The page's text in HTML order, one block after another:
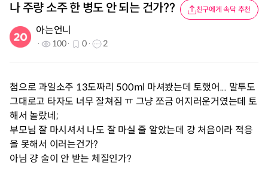
나 주량 소주 한 병도 안 되는 건가?? 친구에게 속닥 추천
아는언니
100 0 2
첨으로 과일소주 13도짜리 500ml 마셔봤는데 토했어... 말투도
그대로고 타자도 너무 잘쳐짐 ㅠ 그냥 쪼금 어지러운거였는데 토
해서 놀랐네;
부모님 잘 마시셔서 나도 잘 마실 줄 알았는데 걍 처음이라 적응
을 못해서 이러는건가?
아님 걍 술이 안 받는 체질인가?